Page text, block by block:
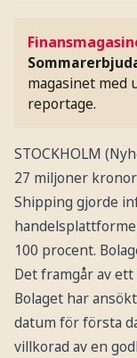
magasinet med
reportage.
STOCKHOLM
27 miljoner
Shipping gjorde
100 procent.
Det framgår av
Bolaget har
datum för första
villkorad av en